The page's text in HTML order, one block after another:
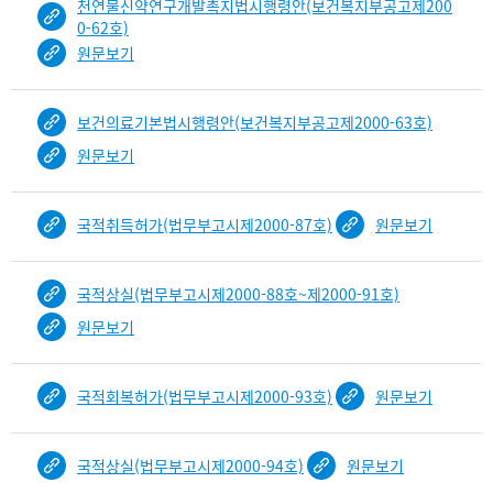
는
천연물신약연구개발촉지법시행령안(보건복지부공고제200
0-62호)
원문보기
보건의료기본법시행령안(보건복지부공고제2000-63호)
원문보기
국적취득허가(법무부고시제2000-87호) 원문보기
국적상실(법무부고시제2000-88호~제2000-91호)
원문보기
국적회복허가(법무부고시제2000-93호) 원문보기
국적상실(법무부고시제2000-94호) 원문보기